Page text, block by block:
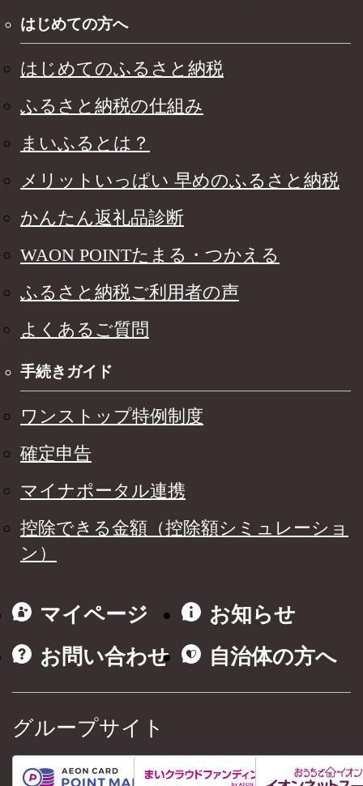
はじめての方へ
はじめてのふるさと納税
ふるさと納税の仕組み
まいふるとは？
メリットいっぱい 早めのふるさと納税
かんたん返礼品診断
WAON POINTたまる・つかえる
ふるさと納税ご利用者の声
よくあるご質問
手続きガイド
ワンストップ特例制度
確定申告
マイナポータル連携
控除できる金額（控除額シミュレーショ
ン）
マイページ
お知らせ
お問い合わせ
自治体の方へ
グループサイト